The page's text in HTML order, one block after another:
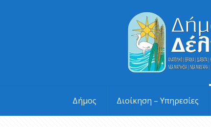
Δήμος Διοίκηση – Υπηρεσίες